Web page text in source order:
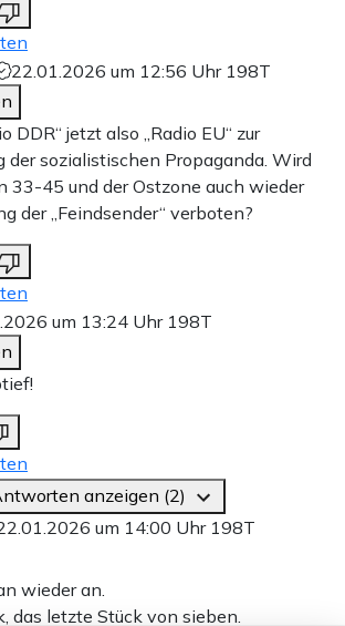
22.01.2026 um 12:56 Uhr 198T
DDR“ jetzt also „Radio EU“ zur
der sozialistischen Propaganda. Wird
33-45 und der Ostzone auch wieder
der „Feindsender“ verboten?
um 13:24 Uhr 198T
anzeigen (2)
um 14:00 Uhr 198T
wieder an.
das letzte Stück von sieben.